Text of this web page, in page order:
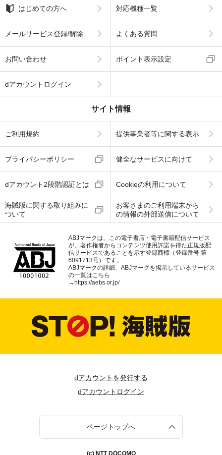
はじめての方へ 対応機種一覧
メールサービス登録/解除 よくある質問
お問い合わせ ポイント表示設定
dアカウントログイン
サイト情報
ご利用規約 提供事業者等に関する表示
プライバシーポリシー 健全なサービスに向けて
dアカウント2段階認証とは Cookieの利用について
海賊版に関する取り組みに
ついて
お客さまのご利用端末から
の情報の外部送信について
ABJマークは、この電子書店・電子書籍配信サービス
が、著作権者からコンテンツ使用許諾を得た正規版配
信サービスであることを示す登録商標（登録番号 第
6091713号）です。
ABJマークの詳細、ABJマークを掲示しているサービス
の一覧はこちら
→ https://aebs.or.jp/
dアカウントを発行する
dアカウントログイン
ページトップへ